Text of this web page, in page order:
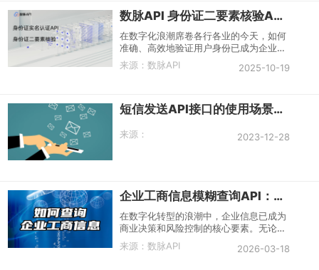
数脉API 身份证二要素核验API：数字时代的身份验证基石
在数字化浪潮席卷各行各业的今天，如何
准确、高效地验证用户身份已成为企业运
营的基本要求，身份证二要素核验API正
是解决这一需求的核心工具。
来源：数脉API 2025-10-19
短信发送API接口的使用场景和选购建议
来源： 2023-12-28
企业工商信息模糊查询API：解锁商业大数据的高效引擎
在数字化转型的浪潮中，企业信息已成为
商业决策和风险控制的核心要素。无论是
金融机构的贷前审核，还是企业的合作伙
伴背景调查，快速、准确地获取企业工商
来源：数脉API 2026-03-18